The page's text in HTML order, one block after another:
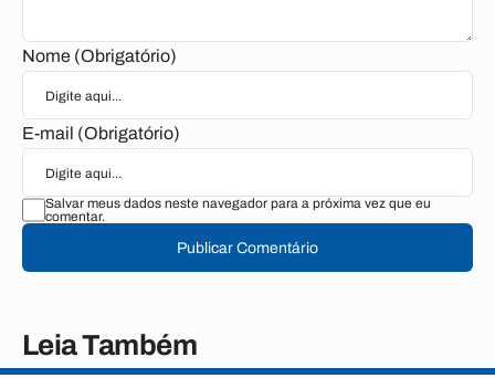
Nome (Obrigatório)
E-mail (Obrigatório)
Salvar meus dados neste navegador para a próxima vez que eu
comentar.
Publicar Comentário
Leia Também